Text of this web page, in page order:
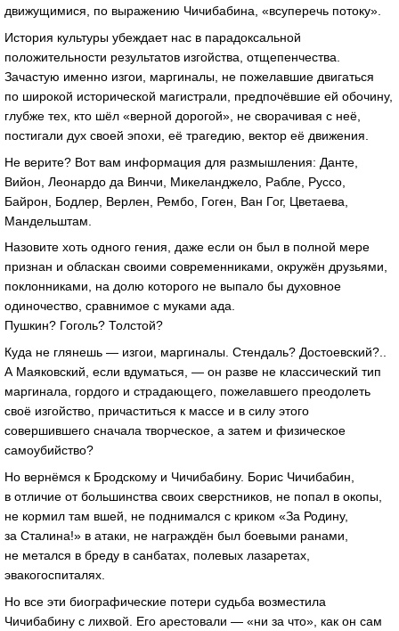
движущимися, по выражению Чичибабина, «всуперечь потоку».
История культуры убеждает нас в парадоксальной
положительности результатов изгойства, отщепенчества.
Зачастую именно изгои, маргиналы, не пожелавшие двигаться
по широкой исторической магистрали, предпочёвшие ей обочину,
глубже тех, кто шёл «верной дорогой», не сворачивая с неё,
постигали дух своей эпохи, её трагедию, вектор её движения.
Не верите? Вот вам информация для размышления: Данте,
Вийон, Леонардо да Винчи, Микеланджело, Рабле, Руссо,
Байрон, Бодлер, Верлен, Рембо, Гоген, Ван Гог, Цветаева,
Мандельштам.
Назовите хоть одного гения, даже если он был в полной мере
признан и обласкан своими современниками, окружён друзьями,
поклонниками, на долю которого не выпало бы духовное
одиночество, сравнимое с муками ада.
Пушкин? Гоголь? Толстой?
Куда не глянешь — изгои, маргиналы. Стендаль? Достоевский?..
А Маяковский, если вдуматься, — он разве не классический тип
маргинала, гордого и страдающего, пожелавшего преодолеть
своё изгойство, причаститься к массе и в силу этого
совершившего сначала творческое, а затем и физическое
самоубийство?
Но вернёмся к Бродскому и Чичибабину. Борис Чичибабин,
в отличие от большинства своих сверстников, не попал в окопы,
не кормил там вшей, не поднимался с криком «За Родину,
за Сталина!» в атаки, не награждён был боевыми ранами,
не метался в бреду в санбатах, полевых лазаретах,
эвакогоспиталях.
Но все эти биографические потери судьба возместила
Чичибабину с лихвой. Его арестовали — «ни за что», как он сам